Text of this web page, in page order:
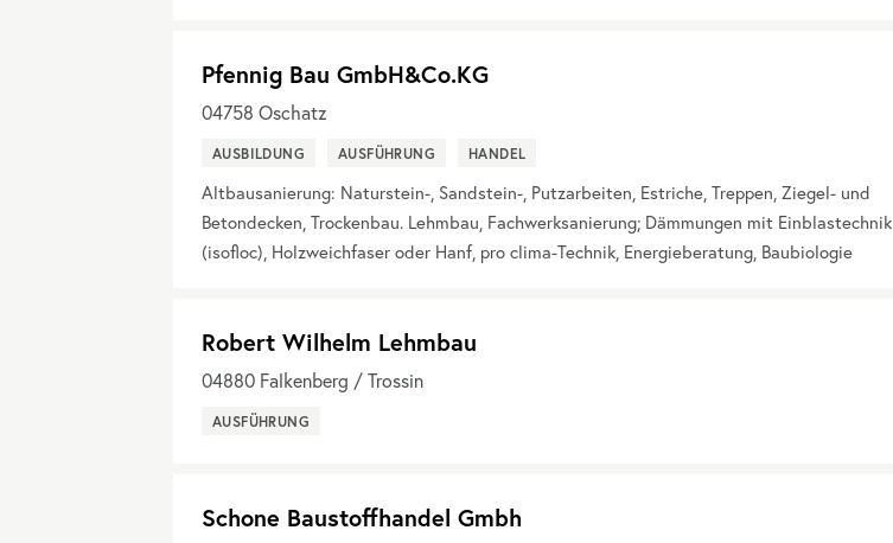
Pfennig Bau GmbH&Co.KG
04758 Oschatz
AUSBILDUNG AUSFÜHRUNG HANDEL
Altbausanierung: Naturstein-, Sandstein-, Putzarbeiten, Estriche, Treppen, Ziegel- und
Betondecken, Trockenbau. Lehmbau, Fachwerksanierung; Dämmungen mit Einblastechnik
(isofloc), Holzweichfaser oder Hanf, pro clima-Technik, Energieberatung, Baubiologie
Robert Wilhelm Lehmbau
04880 Falkenberg / Trossin
AUSFÜHRUNG
Schone Baustoffhandel Gmbh